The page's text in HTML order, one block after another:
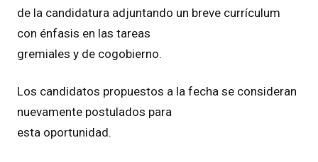
de la candidatura adjuntando un breve currículum
con énfasis en las tareas
gremiales y de cogobierno.
Los candidatos propuestos a la fecha se consideran
nuevamente postulados para
esta oportunidad.